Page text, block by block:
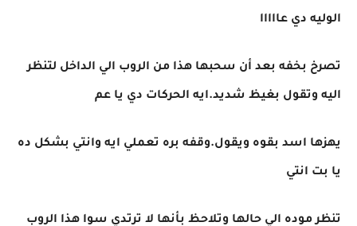
الوليه دي عااااا
تصرخ بخفه بعد أن سحبها هذا من الروب الي الداخل لتنظر
اليه وتقول بغيظ شديد.ايه الحركات دي يا عم
يهزها اسد بقوه ويقول.وقفه بره تعملي ايه وانتي بشكل ده
يا بت انتي
تنظر موده الي حالها وتلاحظ بأنها لا ترتدي سوا هذا الروب